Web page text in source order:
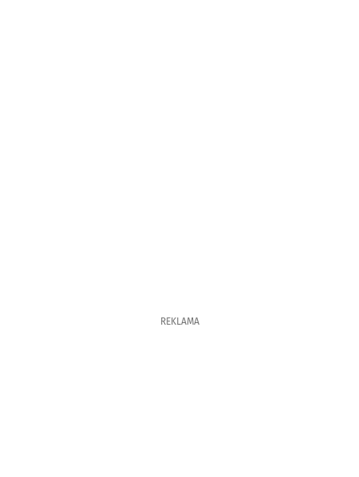
REKLAMA